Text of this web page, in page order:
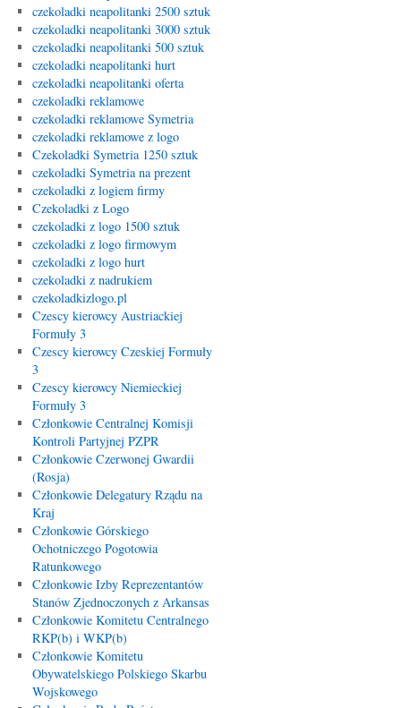
czekoladki neapolitanki 2500 sztuk
czekoladki neapolitanki 3000 sztuk
czekoladki neapolitanki 500 sztuk
czekoladki neapolitanki hurt
czekoladki neapolitanki oferta
czekoladki reklamowe
czekoladki reklamowe Symetria
czekoladki reklamowe z logo
Czekoladki Symetria 1250 sztuk
czekoladki Symetria na prezent
czekoladki z logiem firmy
Czekoladki z Logo
czekoladki z logo 1500 sztuk
czekoladki z logo firmowym
czekoladki z logo hurt
czekoladki z nadrukiem
czekoladkizlogo.pl
Czescy kierowcy Austriackiej
Formuły 3
Czescy kierowcy Czeskiej Formuły
3
Czescy kierowcy Niemieckiej
Formuły 3
Członkowie Centralnej Komisji
Kontroli Partyjnej PZPR
Członkowie Czerwonej Gwardii
(Rosja)
Członkowie Delegatury Rządu na
Kraj
Członkowie Górskiego
Ochotniczego Pogotowia
Ratunkowego
Członkowie Izby Reprezentantów
Stanów Zjednoczonych z Arkansas
Członkowie Komitetu Centralnego
RKP(b) i WKP(b)
Członkowie Komitetu
Obywatelskiego Polskiego Skarbu
Wojskowego